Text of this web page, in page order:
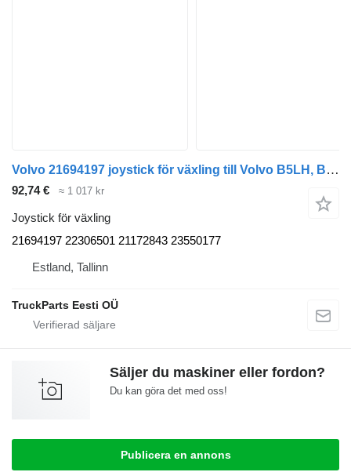
Volvo 21694197 joystick för växling till Volvo B5LH, B0E (2008-) buss
92,74 € ≈ 1 017 kr
Joystick för växling
21694197 22306501 21172843 23550177
Estland, Tallinn
TruckParts Eesti OÜ
Säljer du maskiner eller fordon?
Du kan göra det med oss!
Publicera en annons